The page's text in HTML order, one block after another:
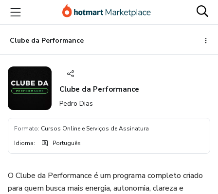
para
conteúdo
principal
para
pagamento
para
rodapé
Clube da Performance
Clube da Performance
Pedro Dias
Formato: Cursos Online e Serviços de Assinatura
Idioma: Português
O Clube da Performance é um programa completo criado
para quem busca mais energia, autonomia, clareza e